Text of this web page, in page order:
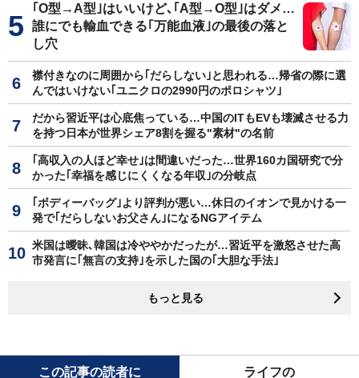
｢O型→A型｣はいいけど､｢A型→O型｣はダメ…
誰にでも輸血できる｢万能血液｣の最後の落と
し穴
襟付きなのに周囲から｢だらしない｣と思われる…帰省の際に選
んではいけない｢ユニクロの2990円のポロシャツ｣
だから習近平は心底焦っている…中国のITもEVも壊滅させる力
を持つ日本が世界シェア8割を握る"素材"の名前
｢高収入の人ほど幸せ｣は間違いだった…世界160カ国研究で分
かった｢幸福を感じにくくなる年収｣の分岐点
｢ボディーバッグ｣より評判が悪い…休日のイオンで見かける一
発で｢だらしないお父さん｣になるNGアイテム
米国は曖昧､韓国は冷ややかだったが…習近平を激怒させた高
市発言に｢無言の支持｣を示した国の｢大胆な手法｣
もっと見る
この記事の読者に ライフの